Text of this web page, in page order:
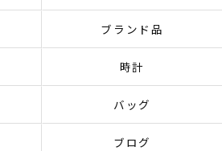
ブランド品
時計
バッグ
ブログ